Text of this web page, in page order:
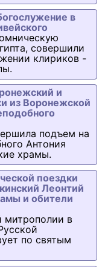
в
совершили
клириков -
и
из Воронежской
подъем на
Антония
храмы.
поездки
Леонтий
и обители
митрополии в
по святым